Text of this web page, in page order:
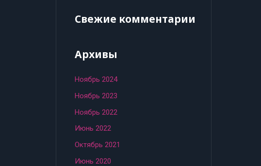
Свежие комментарии
Архивы
Ноябрь 2024
Ноябрь 2023
Ноябрь 2022
Июнь 2022
Октябрь 2021
Июнь 2020